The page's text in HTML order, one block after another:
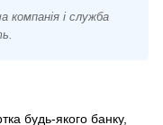
компанія і служба
будь-якого банку,